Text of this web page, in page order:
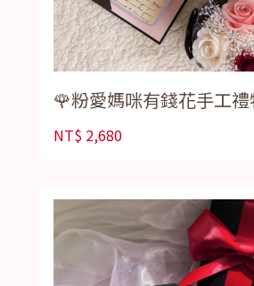
🌹粉愛媽咪有錢花手工
NT$ 2,680